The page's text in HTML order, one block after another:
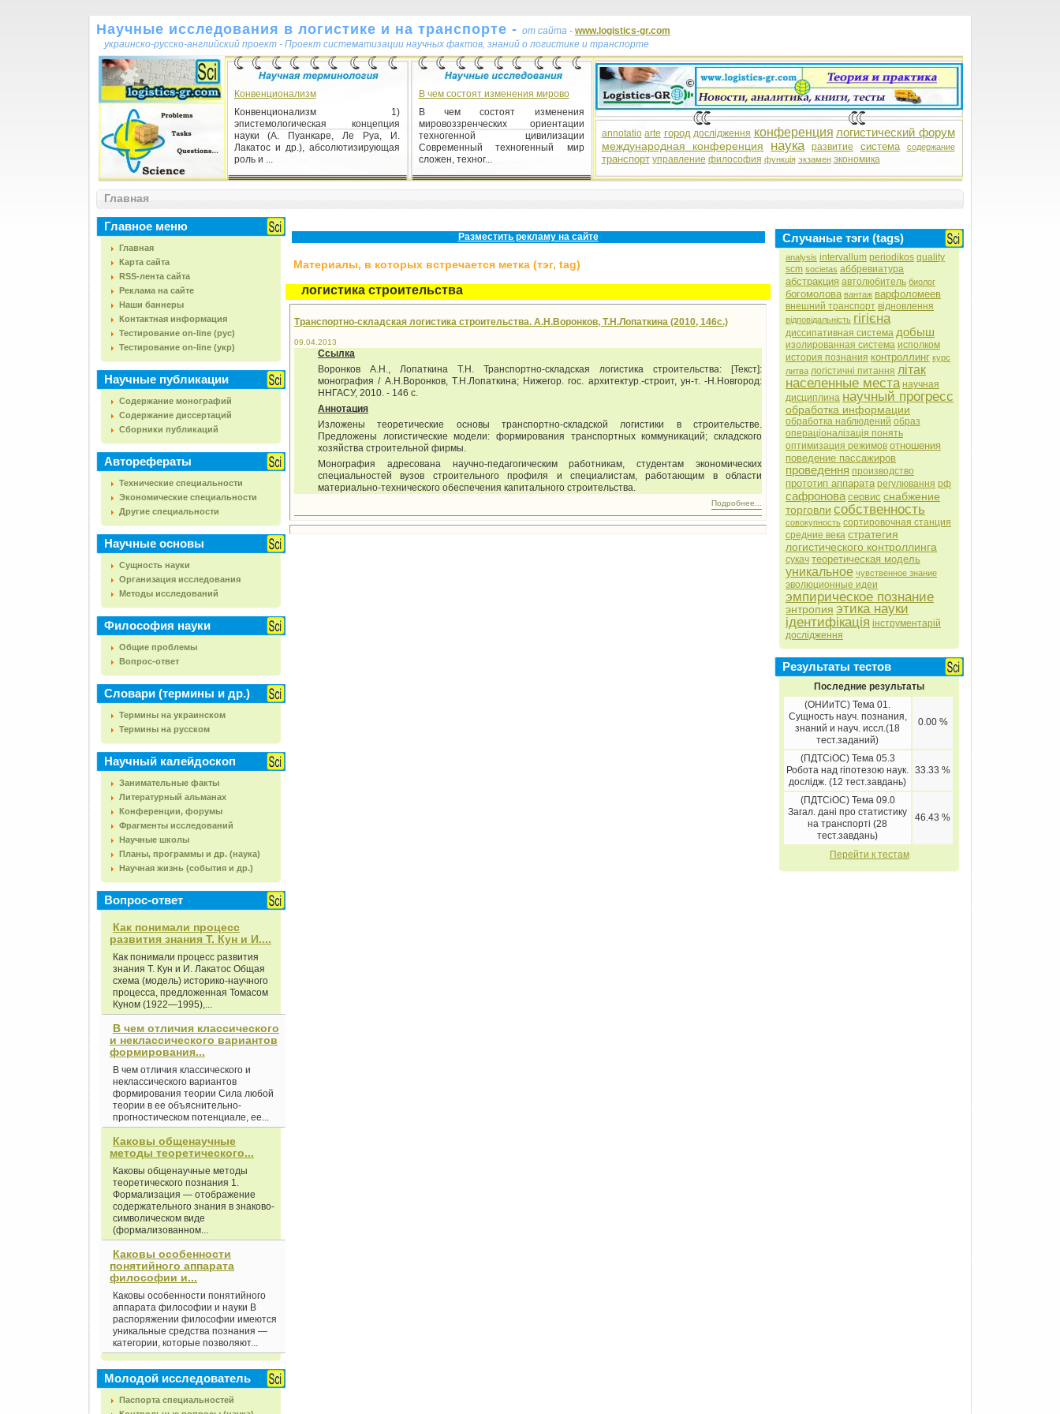
Научные исследования в логистике и на транспорте - от сайта - www.logistics-gr.com
украинско-русско-английский проект - Проект систематизации научных фактов, знаний о логистике и транспорте
Конвенционализм
Конвенционализм 1)
эпистемологическая концепция
науки (А. Пуанкаре, Ле Руа, И.
Лакатос и др.), абсолютизирующая
роль и ...
Структура
между элементами системы,
которые обычно описываются в
виде некоторых функций. Структу...
В чем состоят изменения мирово
В чем состоят изменения
мировоззренческих ориентации
техногенной цивилизации
Современный техногенный мир
сложен, техног...
annotatio arte город дослідження конференция логистический форум
международная конференция наука развитие система содержание
транспорт управление философия функція экзамен экономика
Главная
Главное меню
Главная
Карта сайта
RSS-лента сайта
Реклама на сайте
Наши баннеры
Контактная информация
Тестирование on-line (рус)
Тестирование on-line (укр)
Научные публикации
Содержание монографий
Содержание диссертаций
Сборники публикаций
Авторефераты
Технические специальности
Экономические специальности
Другие специальности
Научные основы
Сущность науки
Организация исследования
Методы исследований
Философия науки
Общие проблемы
Вопрос-ответ
Словари (термины и др.)
Термины на украинском
Термины на русском
Научный калейдоскоп
Занимательные факты
Литературный альманах
Конференции, форумы
Фрагменты исследований
Научные школы
Планы, программы и др. (наука)
Научная жизнь (события и др.)
Вопрос-ответ
Как понимали процесс
развития знания Т. Кун и И....
Как понимали процесс развития
знания Т. Кун и И. Лакатос Общая
схема (модель) историко-научного
процесса, предложенная Томасом
Куном (1922—1995),...
В чем отличия классического
и неклассического вариантов
формирования...
В чем отличия классического и
неклассического вариантов
формирования теории Сила любой
теории в ее объяснительно-
прогностическом потенциале, ее...
Каковы общенаучные
методы теоретического...
Каковы общенаучные методы
теоретического познания 1.
Формализация — отображение
содержательного знания в знаково-
символическом виде
(формализованном...
Каковы особенности
понятийного аппарата
философии и...
Каковы особенности понятийного
аппарата философии и науки В
распоряжении философии имеются
уникальные средства познания —
категории, которые позволяют...
Молодой исследователь
Паспорта специальностей
Разместить рекламу на сайте
Материалы, в которых встречается метка (тэг, tag)
логистика строительства
Транспортно-складская логистика строительства. А.Н.Воронков, Т.Н.Лопаткина (2010, 146с.)
09.04.2013
Ссылка
Воронков А.Н., Лопаткина Т.Н. Транспортно-складская логистика строительства: [Текст]:
монография / А.Н.Воронков, Т.Н.Лопаткина; Нижегор. гос. архитектур.-строит, ун-т. -Н.Новгород:
ННГАСУ, 2010. - 146 с.
Аннотация
Изложены теоретические основы транспортно-складской логистики в строительстве.
Предложены логистические модели: формирования транспортных коммуникаций; складского
хозяйства строительной фирмы.
Монография адресована научно-педагогическим работникам, студентам экономических
специальностей вузов строительного профиля и специалистам, работающим в области
материально-технического обеспечения капитального строительства.
Подробнее...
Случаные тэги (tags)
analysis intervallum periodikos quality
scm societas аббревиатура
абстракция автолюбитель биолог
богомолова вантаж варфоломеев
внешний транспорт відновлення
відповідальність гігієна
диссипативная система добыш
изолированная система исполком
история познания контроллинг курс
литва логістичні питання літак
населенные места научная
дисциплина научный прогресс
обработка информации
обработка наблюдений образ
операціоналізація понять
оптимизация режимов отношения
поведение пассажиров
проведення производство
прототип аппарата регулювання рф
сафронова сервис снабжение
торговли собственность
совокупность сортировочная станция
средние века стратегия
логистического контроллинга
сукач теоретическая модель
уникальное чувственное знание
эволюционные идеи
эмпирическое познание
энтропия этика науки
ідентифікація інструментарій
дослідження
Результаты тестов
Последние результаты
(ОНИиТС) Тема 01.
Сущность науч. познания,
знаний и науч. иссл.(18
тест.заданий)
0.00 %
(ПДТСіОС) Тема 05.3
Робота над гіпотезою наук.
дослідж. (12 тест.завдань)
33.33 %
(ПДТСіОС) Тема 09.0
Загал. дані про статистику
на транспорті (28
тест.завдань)
46.43 %
Перейти к тестам